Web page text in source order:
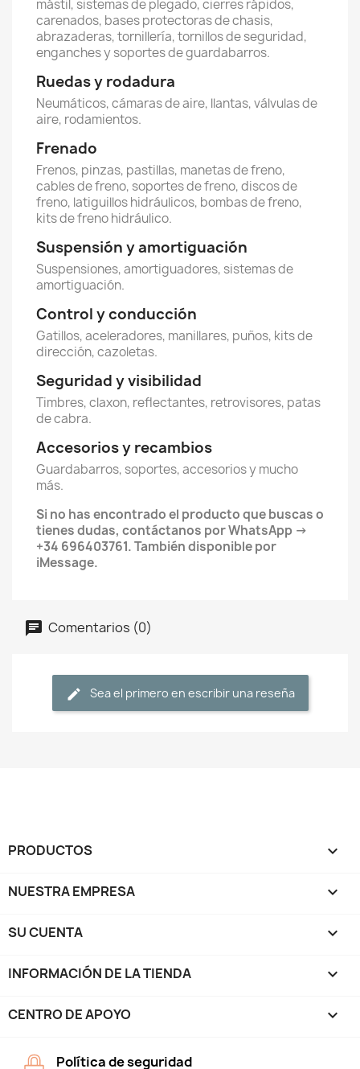
mástil, sistemas de plegado, cierres rápidos,
carenados, bases protectoras de chasis,
abrazaderas, tornillería, tornillos de seguridad,
enganches y soportes de guardabarros.
Ruedas y rodadura
Neumáticos, cámaras de aire, llantas, válvulas de
aire, rodamientos.
Frenado
Frenos, pinzas, pastillas, manetas de freno,
cables de freno, soportes de freno, discos de
freno, latiguillos hidráulicos, bombas de freno,
kits de freno hidráulico.
Suspensión y amortiguación
Suspensiones, amortiguadores, sistemas de
amortiguación.
Control y conducción
Gatillos, aceleradores, manillares, puños, kits de
dirección, cazoletas.
Seguridad y visibilidad
Timbres, claxon, reflectantes, retrovisores, patas
de cabra.
Accesorios y recambios
Guardabarros, soportes, accesorios y mucho
más.
Si no has encontrado el producto que buscas o
tienes dudas, contáctanos por WhatsApp ->
+34 696403761. También disponible por
iMessage.
Comentarios (0)
Sea el primero en escribir una reseña
PRODUCTOS 
NUESTRA EMPRESA 
SU CUENTA 
INFORMACIÓN DE LA TIENDA keyboard_arrow_down
CENTRO DE APOYO 
Política de seguridad